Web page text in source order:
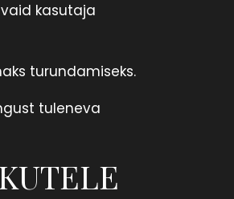
kasutaja
turundamiseks.
tuleneva